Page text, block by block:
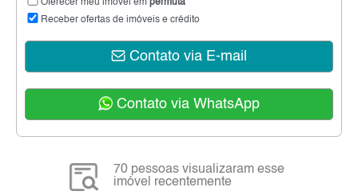
Oferecer meu imóvel em permuta
Receber ofertas de imóveis e crédito
Contato via E-mail
Contato via WhatsApp
70 pessoas visualizaram esse
imóvel recentemente